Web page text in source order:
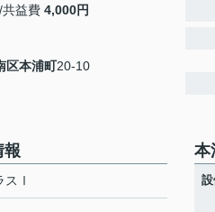
益費 4,000円
区本浦町20-10
スⅠ
本